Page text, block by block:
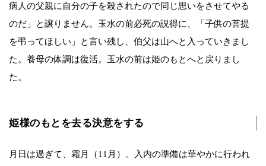
病人の父親に自分の子を殺されたので同じ思いをさせてやる
のだ」と譲りません。玉水の前必死の説得に、「子供の菩提
を弔ってほしい」と言い残し、伯父は山へと入っていきまし
た。養母の体調は復活。玉水の前は姫のもとへと戻りまし
た。
姫様のもとを去る決意をする
月日は過ぎて、霜月（11月）。入内の準備は華やかに行われ